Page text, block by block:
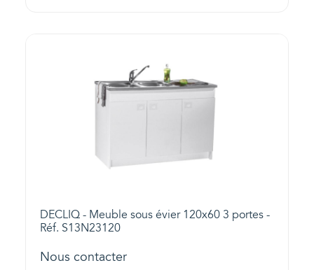
DECLIQ - Meuble sous évier 120x60 3 portes -
Réf. S13N23120
Nous contacter